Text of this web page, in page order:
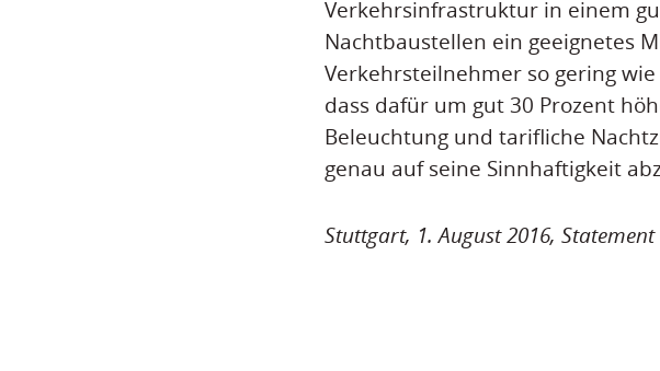
Verkehrsinfrastruktur in einem
Nachtbaustellen ein geeignetes
Verkehrsteilnehmer so gering
dass dafür um gut 30 Prozent
Beleuchtung und tarifliche
genau auf seine Sinnhaftigkeit
Stuttgart, 1. August 2016,